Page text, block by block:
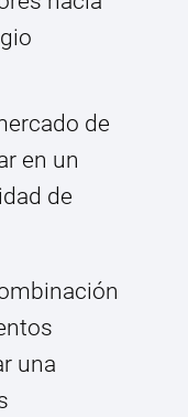
de
en un
de
una